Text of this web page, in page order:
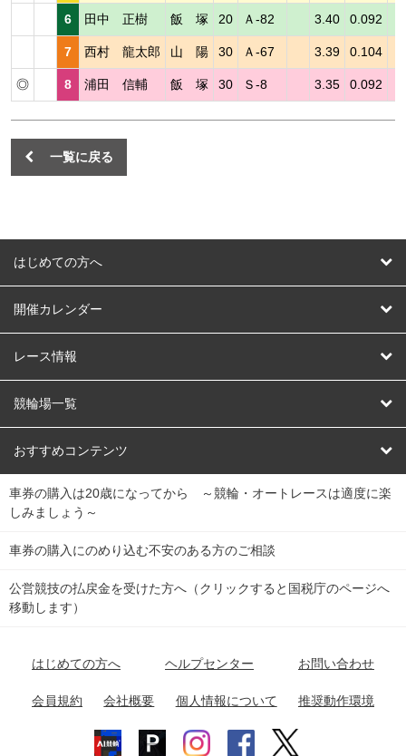
6 田中 正樹 飯 塚 20 Ａ-82 3.40 0.092
7 西村 龍太郎 山 陽 30 Ａ-67 3.39 0.104
◎ 8 浦田 信輔 飯 塚 30 Ｓ-8 3.35 0.092
一覧に戻る
はじめての方へ
はじめての方へ
開催カレンダー
競輪
オートレース
競輪くじ
Dokanto!
チャリロトプラザ
レース情報
レース予想
レース結果
キャリーオーバー一覧
競輪場一覧
北日本 函館競輪場
関
東
弥彦競輪場 前橋競輪場 取手競輪場 宇都宮競輪場
関
東
小田原競輪場
名古屋競輪場 岐阜競輪場 大垣競輪場 豊橋競輪場
富山競輪場 松阪競輪場 四日市競輪場
福井競輪場 奈良競輪場 向日町競輪場
おすすめコンテンツ
競輪選手情報
Perfecta Navi
netkeirin
車券の購入は20歳になってから ～競輪・オートレースは適度に楽
しみましょう～
車券の購入にのめり込む不安のある方のご相談
公営競技の払戻金を受けた方へ（クリックすると国税庁のページへ
移動します）
はじめての方へ ヘルプセンター お問い合わせ
会員規約 会社概要 個人情報について 推奨動作環境